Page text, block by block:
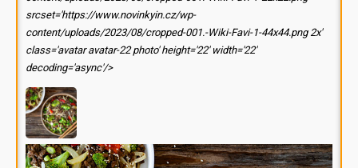
srcset='https://www.novinkyin.cz/wp-
content/uploads/2023/08/cropped-001.-Wiki-Favi-1-44x44.png 2x'
class='avatar avatar-22 photo' height='22' width='22'
decoding='async'/>